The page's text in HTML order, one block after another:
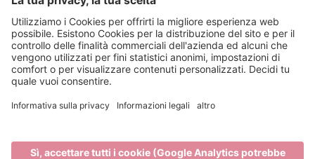
Bressanone Turismo
Privacy
Note legali
Finanziamenti
Mappa del sito
Cookie-Einstellungen